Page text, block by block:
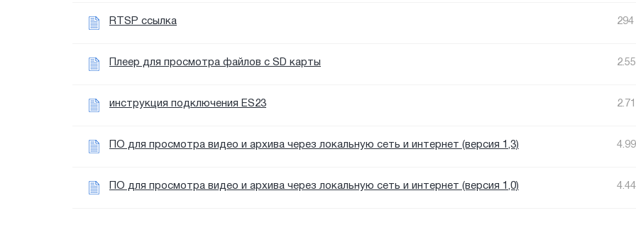
RTSP ссылка
Плеер для просмотра файлов с SD карты
инструкция подключения ES23
ПО для просмотра видео и архива через локальную сеть и интернет (версия 1,3)
ПО для просмотра видео и архива через локальную сеть и интернет (версия 1,0)